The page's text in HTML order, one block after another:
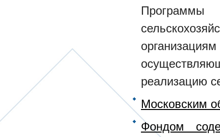
Программы
реализацию
Московским
Фондом